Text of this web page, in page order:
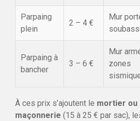
Parpaing
plein
2 – 4 €
Mur
Parpaing à
bancher
3 – 6 €
Mur
zones
À ces prix s’ajoutent le mortier ou
maçonnerie (15 à 25 € par sac),